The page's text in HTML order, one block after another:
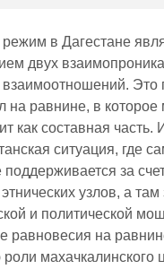
в Дагестане
двух
взаимоотношений. Это
на равнине, в которое
как составная часть.
ситуация, где
поддерживается за
узлов, а там
и политической
равновесия на
махачкалинского